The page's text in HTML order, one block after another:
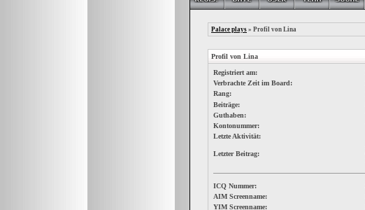
Palace plays » Profil von Lina
Profil von Lina
Registriert am:
Verbrachte Zeit im Board:
Rang:
Beiträge:
Guthaben:
Kontonummer:
Letzte Aktivität:
Letzter Beitrag:
ICQ Nummer:
AIM Screenname:
YIM Screenname: